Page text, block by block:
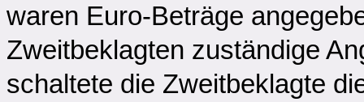
waren Euro-Beträge
Zweitbeklagten zuständige
schaltete die Zweitbeklagte